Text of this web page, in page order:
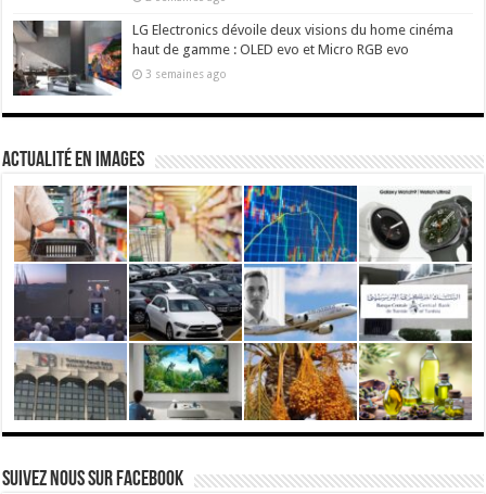
LG Electronics dévoile deux visions du home cinéma
haut de gamme : OLED evo et Micro RGB evo
3 semaines ago
actualité en images
Suivez nous Sur Facebook